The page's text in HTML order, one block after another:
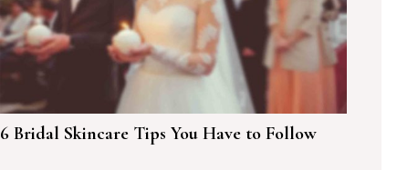
6 Bridal Skincare Tips You Have to Follow